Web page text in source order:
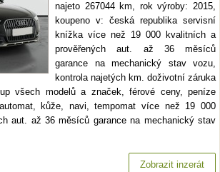
najeto 267044 km, rok výroby: 2015,
koupeno v: česká republika servisní
knížka více než 19 000 kvalitních a
prověřených aut. až 36 měsíců
garance na mechanický stav vozu,
kontrola najetých km. doživotní záruka
všech modelů a značek, férové ceny, peníze
kůže, navi, tempomat více než 19 000
aut. až 36 měsíců garance na mechanický stav
Zobrazit inzerát